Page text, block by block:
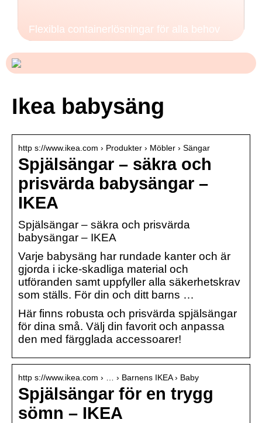
Flexibla containerlösningar för alla behov
Ikea babysäng
http s://www.ikea.com › Produkter › Möbler › Sängar
Spjälsängar – säkra och
prisvärda babysängar –
IKEA
Spjälsängar – säkra och prisvärda
babysängar – IKEA
Varje babysäng har rundade kanter och är
gjorda i icke-skadliga material och
utföranden samt uppfyller alla säkerhetskrav
som ställs. För din och ditt barns …
Här finns robusta och prisvärda spjälsängar
för dina små. Välj din favorit och anpassa
den med färgglada accessoarer!
http s://www.ikea.com › … › Barnens IKEA › Baby
Spjälsängar för en trygg
sömn – IKEA